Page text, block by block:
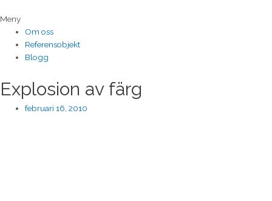
till
innehåll
Meny
Om oss
Referensobjekt
Blogg
Explosion av färg
februari 16, 2010